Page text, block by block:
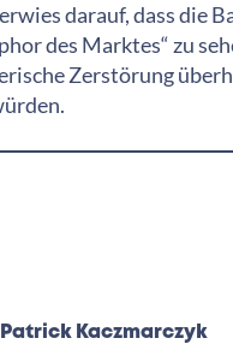
darauf, dass die
des Marktes“ zu
Zerstörung
Patrick Kaczmarczyk